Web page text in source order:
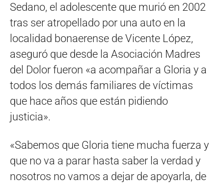
Sedano, el adolescente que murió en 2002
tras ser atropellado por una auto en la
localidad bonaerense de Vicente López,
aseguró que desde la Asociación Madres
del Dolor fueron «a acompañar a Gloria y a
todos los demás familiares de víctimas
que hace años que están pidiendo
justicia».
«Sabemos que Gloria tiene mucha fuerza y
que no va a parar hasta saber la verdad y
nosotros no vamos a dejar de apoyarla, de